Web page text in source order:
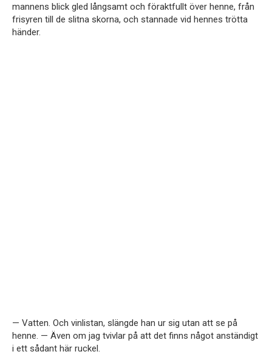
mannens blick gled långsamt och föraktfullt över henne, från
frisyren till de slitna skorna, och stannade vid hennes trötta
händer.
— Vatten. Och vinlistan, slängde han ur sig utan att se på
henne. — Även om jag tvivlar på att det finns något anständigt
i ett sådant här ruckel.